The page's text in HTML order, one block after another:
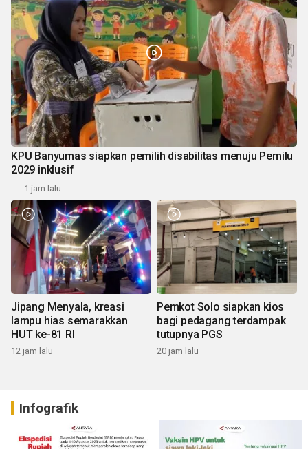
KPU Banyumas siapkan pemilih disabilitas menuju Pemilu
2029 inklusif
1 jam lalu
Jipang Menyala, kreasi
lampu hias semarakkan
HUT ke-81 RI
12 jam lalu
Pemkot Solo siapkan kios
bagi pedagang terdampak
tutupnya PGS
20 jam lalu
Infografik